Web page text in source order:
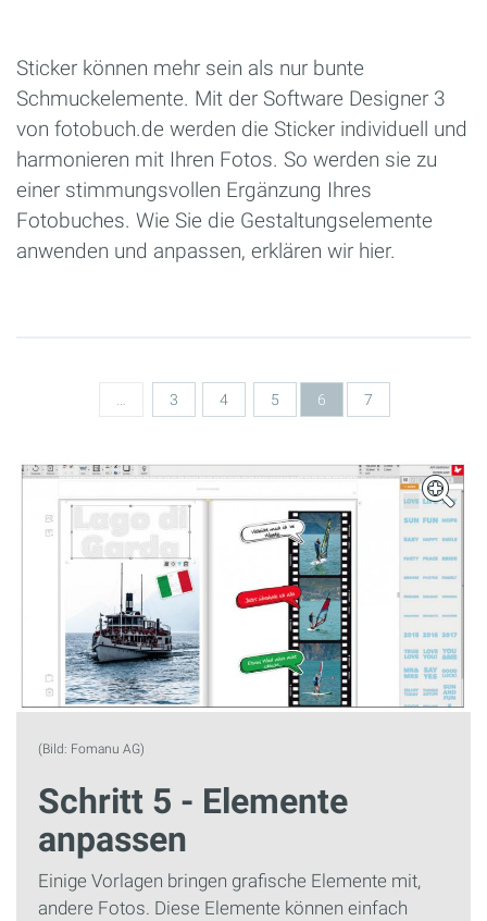
Sticker können mehr sein als nur bunte
Schmuckelemente. Mit der Software Designer 3
von fotobuch.de werden die Sticker individuell und
harmonieren mit Ihren Fotos. So werden sie zu
einer stimmungsvollen Ergänzung Ihres
Fotobuches. Wie Sie die Gestaltungselemente
anwenden und anpassen, erklären wir hier.
3 4 5 6 7
(Bild: Fomanu AG)
Schritt 5 - Elemente
anpassen
Einige Vorlagen bringen grafische Elemente mit,
andere Fotos. Diese Elemente können einfach